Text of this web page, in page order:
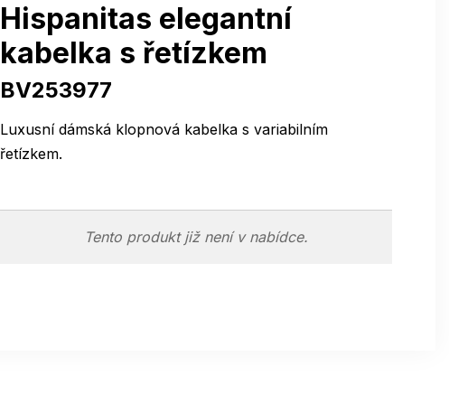
Hispanitas elegantní
kabelka s řetízkem
BV253977
Luxusní dámská klopnová kabelka s variabilním
řetízkem.
Tento produkt již není v nabídce.